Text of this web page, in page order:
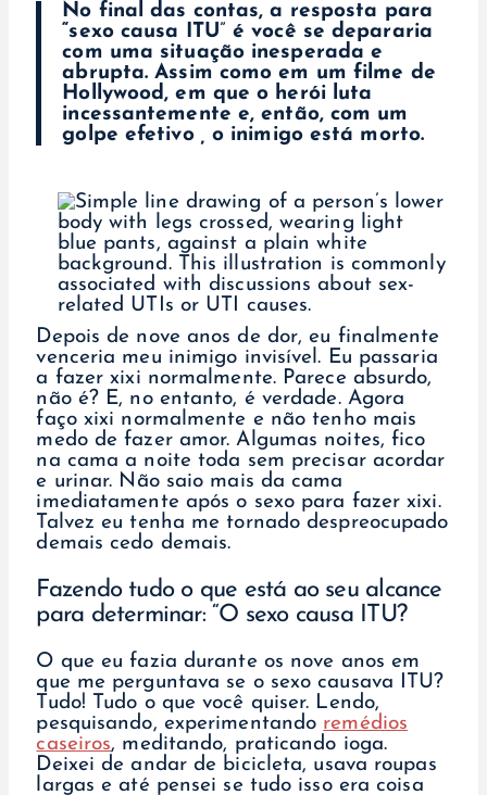
No final das contas, a resposta para
“sexo causa ITU”é você se depararia
com uma situação inesperada e
abrupta. Assim como em um filme de
Hollywood, em que o herói luta
incessantemente e, então, com um
golpe efetivo , o inimigo está morto.
Depois de nove anos de dor, eu finalmente
venceria meu inimigo invisível. Eu passaria
a fazer xixi normalmente. Parece absurdo,
não é? E, no entanto, é verdade. Agora
faço xixi normalmente e não tenho mais
medo de fazer amor. Algumas noites, fico
na cama a noite toda sem precisar acordar
e urinar. Não saio mais da cama
imediatamente após o sexo para fazer xixi.
Talvez eu tenha me tornado despreocupado
demais cedo demais.
Fazendo tudo o que está ao seu alcance
para determinar: “O sexo causa ITU?
O que eu fazia durante os nove anos em
que me perguntava se o sexo causava ITU?
Tudo! Tudo o que você quiser. Lendo,
pesquisando, experimentando remédios
caseiros, meditando, praticando ioga.
Deixei de andar de bicicleta, usava roupas
largas e até pensei se tudo isso era coisa